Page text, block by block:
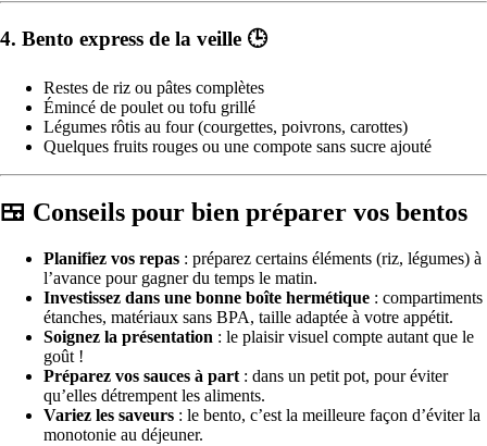
4. Bento express de la veille 🕒
Restes de riz ou pâtes complètes
Émincé de poulet ou tofu grillé
Légumes rôtis au four (courgettes, poivrons, carottes)
Quelques fruits rouges ou une compote sans sucre ajouté
🍱 Conseils pour bien préparer vos bentos
Planifiez vos repas : préparez certains éléments (riz, légumes) à
l’avance pour gagner du temps le matin.
Investissez dans une bonne boîte hermétique : compartiments
étanches, matériaux sans BPA, taille adaptée à votre appétit.
Soignez la présentation : le plaisir visuel compte autant que le
goût !
Préparez vos sauces à part : dans un petit pot, pour éviter
qu’elles détrempent les aliments.
Variez les saveurs : le bento, c’est la meilleure façon d’éviter la
monotonie au déjeuner.